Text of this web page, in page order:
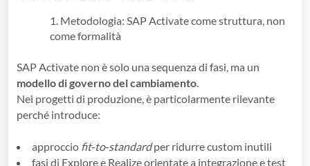
1. Metodologia: SAP Activate come struttura, non
come formalità
SAP Activate non è solo una sequenza di fasi, ma un
modello di governo del cambiamento.
Nei progetti di produzione, è particolarmente rilevante
perché introduce:
approccio fit‑to‑standardper ridurre custom inutili
fasi di Explore e Realize orientate a integrazione e test